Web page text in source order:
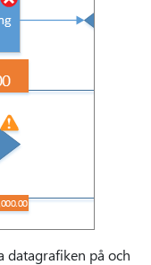
datagrafiken på och